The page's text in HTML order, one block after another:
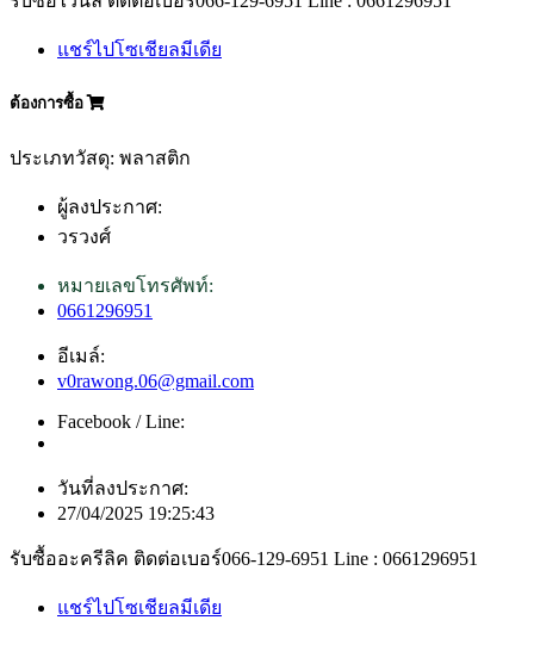
แชร์ไปโซเชียลมีเดีย
ต้องการซื้อ
ประเภทวัสดุ: พลาสติก
ผู้ลงประกาศ:
วรวงศ์
หมายเลขโทรศัพท์:
0661296951
อีเมล์:
v0rawong.06@gmail.com
Facebook / Line:
วันที่ลงประกาศ:
27/04/2025 19:25:43
รับซื้ออะครีลิค ติดต่อเบอร์066-129-6951 Line : 0661296951
แชร์ไปโซเชียลมีเดีย